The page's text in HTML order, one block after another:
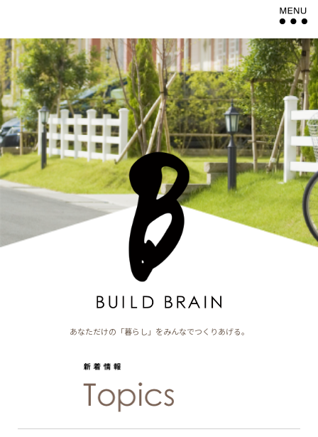
あなただけの「暮らし」をみんなでつくりあげる。